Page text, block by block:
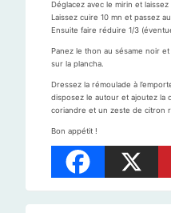
Déglacez avec le mirin et
Laissez cuire 10 mn et passez
Ensuite faire réduire 1/3
Panez le thon au sésame noir
sur la plancha.
Dressez la rémoulade à
disposez le autour et ajoutez la
coriandre et un zeste de citron
Bon appétit !